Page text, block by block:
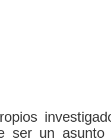
ser un